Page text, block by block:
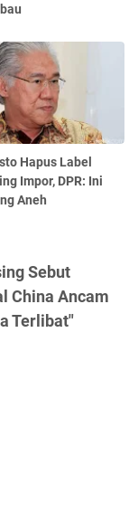
Hapus Label
Impor, DPR: Ini
Aneh
Sebut
China Ancam
Terlibat"